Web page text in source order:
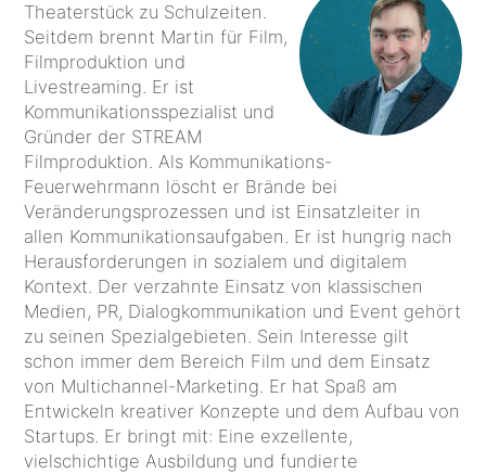
Theaterstück zu Schulzeiten.
Seitdem brennt Martin für Film,
Filmproduktion und
Livestreaming. Er ist
Kommunikationsspezialist und
Gründer der STREAM
Filmproduktion. Als Kommunikations-
Feuerwehrmann löscht er Brände bei
Veränderungsprozessen und ist Einsatzleiter in
allen Kommunikationsaufgaben. Er ist hungrig nach
Herausforderungen in sozialem und digitalem
Kontext. Der verzahnte Einsatz von klassischen
Medien, PR, Dialogkommunikation und Event gehört
zu seinen Spezialgebieten. Sein Interesse gilt
schon immer dem Bereich Film und dem Einsatz
von Multichannel-Marketing. Er hat Spaß am
Entwickeln kreativer Konzepte und dem Aufbau von
Startups. Er bringt mit: Eine exzellente,
vielschichtige Ausbildung und fundierte